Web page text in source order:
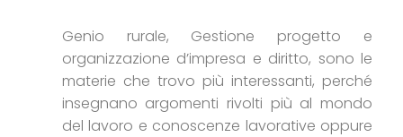
Genio rurale, Gestione progetto e
organizzazione d’impresa e diritto, sono le
materie che trovo più interessanti, perché
insegnano argomenti rivolti più al mondo
del lavoro e conoscenze lavorative oppure